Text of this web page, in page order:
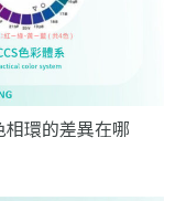
環的差異在哪